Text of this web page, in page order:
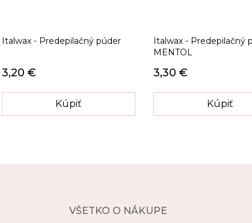
Italwax - Predepilačný púder
3,20 €
Kúpiť
Italwax - Predepilačný
MENTOL
3,30 €
Kúpiť
VŠETKO O NÁKUPE